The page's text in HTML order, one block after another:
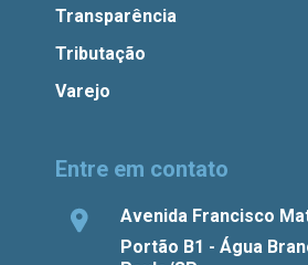
Transparência
Tributação
Varejo
Entre em contato
Avenida Francisco
Portão B1 - Água